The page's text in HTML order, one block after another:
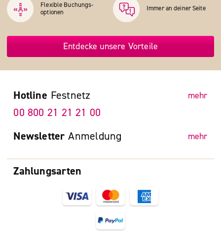
Flexible Buchungs­
optionen
Immer an deiner Seite
Entdecke unsere Vorteile
Zahlungsarten
Hotline Festnetz mehr
00 800 21 21 21 00
Newsletter Anmeldung mehr